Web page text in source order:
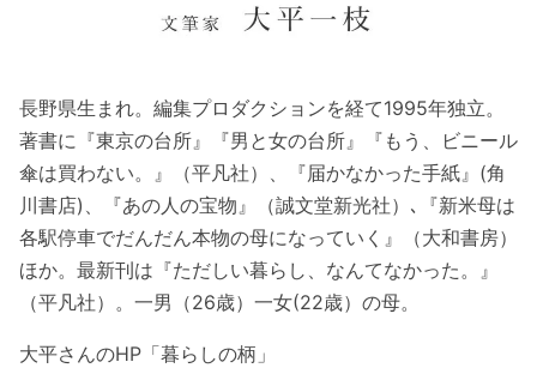
長野県生まれ。編集プロダクションを経て1995年独立。
著書に『東京の台所』『男と女の台所』『もう、ビニール
傘は買わない。』（平凡社）、『届かなかった手紙』(角
川書店)、『あの人の宝物』（誠文堂新光社）､『新米母は
各駅停車でだんだん本物の母になっていく』（大和書房）
ほか。最新刊は『ただしい暮らし、なんてなかった。』
（平凡社）。一男（26歳）一女(22歳）の母。
大平さんのHP「暮らしの柄」